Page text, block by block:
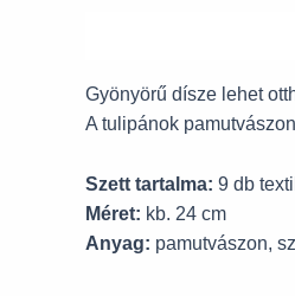
Gyönyörű dísze lehet
A tulipánok
Szett tartalma: 9 db
Méret: kb. 24 cm
Anyag: pamutvászon,